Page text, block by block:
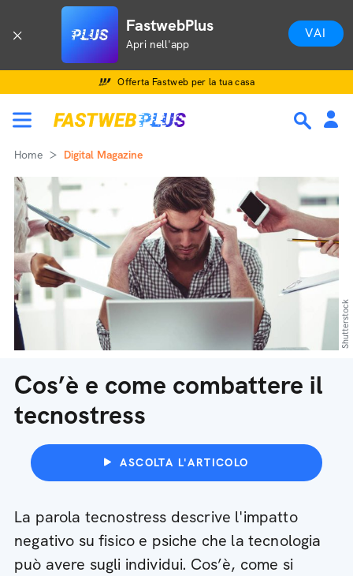
FastwebPlus
Apri nell'app
VAI
Offerta Fastweb per la tua casa
Home Digital Magazine
Cos’è e come combattere il
tecnostress
ASCOLTA L'ARTICOLO
La parola tecnostress descrive l'impatto
negativo su fisico e psiche che la tecnologia
può avere sugli individui. Cos’è, come si
Shutterstock